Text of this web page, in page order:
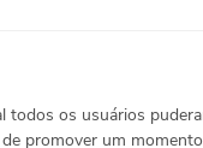
todos os usuários
promover um